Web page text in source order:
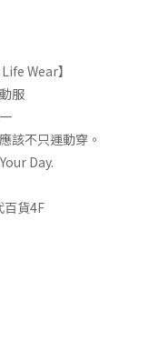
Wear】
服
該不只運動穿。
Day.
百貨4F